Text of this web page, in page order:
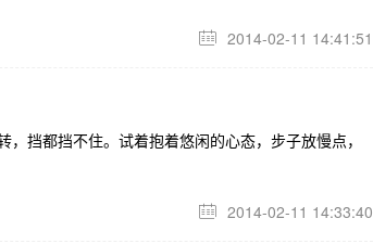
 2014-02-11 14:41:51
挡都挡不住。试着抱着悠闲的心态，步子放慢点，
 2014-02-11 14:33:40